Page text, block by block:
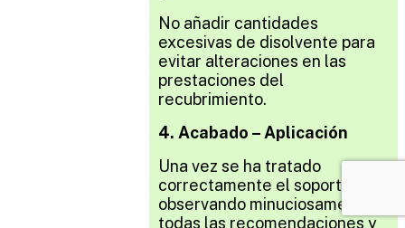
No añadir cantidades
excesivas de disolvente para
evitar alteraciones en las
prestaciones del
recubrimiento.
4. Acabado – Aplicación
Una vez se ha tratado
correctamente el soporte, y
observando minuciosamente
todas las recomendaciones y